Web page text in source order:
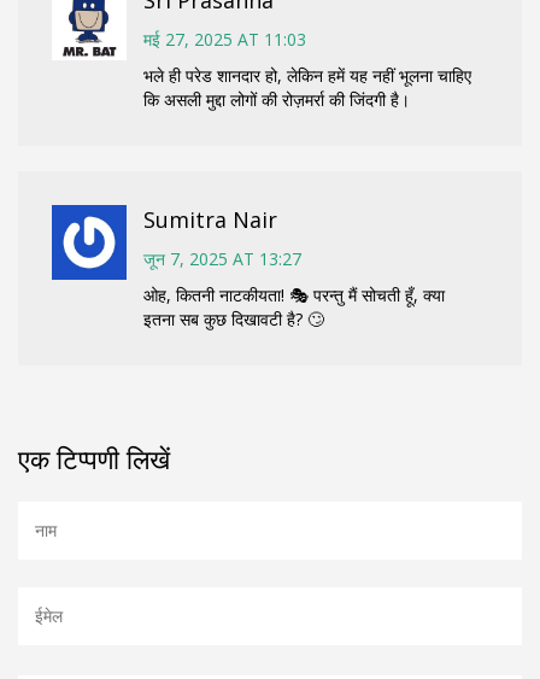
मई 27, 2025 AT 11:03
भले ही परेड शानदार हो, लेकिन हमें यह नहीं भूलना चाहिए
कि असली मुद्दा लोगों की रोज़मर्रा की जिंदगी है।
Sumitra Nair
जून 7, 2025 AT 13:27
ओह, कितनी नाटकीयता! 🎭 परन्तु मैं सोचती हूँ, क्या
इतना सब कुछ दिखावटी है? 🙄
एक टिप्पणी लिखें